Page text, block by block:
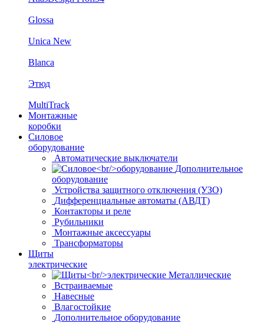
Glossa
Unica New
Blanca
Этюд
MultiTrack
Монтажные
коробки
Силовое
оборудование
Автоматические выключатели
Дополнительное
оборудование
Устройства защитного отключения (УЗО)
Дифференциальные автоматы (АВДТ)
Контакторы и реле
Рубильники
Монтажные аксессуары
Трансформаторы
Щиты
электрические
Металлические
Встраиваемые
Навесные
Влагостойкие
Дополнительное оборудование